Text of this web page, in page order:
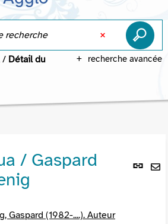
recherche avancée
/ Détail du
Lien
/ Gaspard
Gaspard (1982-....). Auteur